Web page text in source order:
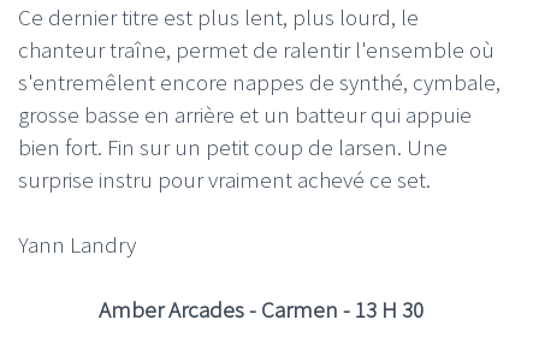
Ce dernier titre est plus lent, plus lourd, le
chanteur traîne, permet de ralentir l'ensemble où
s'entremêlent encore nappes de synthé, cymbale,
grosse basse en arrière et un batteur qui appuie
bien fort. Fin sur un petit coup de larsen. Une
surprise instru pour vraiment achevé ce set.
Yann Landry
Amber Arcades - Carmen - 13 H 30